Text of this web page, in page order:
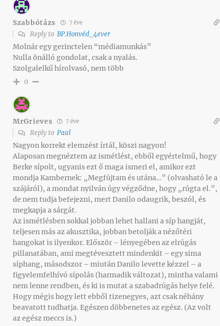
Szabbótázs 7 éve
Reply to BP.Honvéd_4ever
Molnár egy gerinctelen “médiamunkás”
Nulla önálló gondolat, csak a nyalás.
Szolgalelkű hírolvasó, nem több
0
MrGrieves 7 éve
Reply to Paal
Nagyon korrekt elemzést írtál, köszi nagyon!
Alaposan megnéztem az ismétlést, ebből egyértelmű, hogy
Berke sípolt, ugyanis ezt ő maga ismeri el, amikor ezt
mondja Kambernek: „Megfújtam és utána…” (olvasható le a
szájáról), a mondat nyilván úgy végződne, hogy „rúgta el.”,
de nem tudja befejezni, mert Danilo odaugrik, beszól, és
megkapja a sárgát.
Az ismétlésben sokkal jobban lehet hallani a síp hangját,
teljesen más az akusztika, jobban betolják a nézőtéri
hangokat is ilyenkor. Először – lényegében az elrúgás
pillanatában, ami megtévesztett mindenkit – egy sima
síphang, másodszor – miután Danilo levette kézzel – a
figyelemfelhívó sípolás (harmadik változat), mintha valami
nem lenne rendben, és ki is mutat a szabadrúgás helye felé.
Hogy mégis hogy lett ebből tizenegyes, azt csak néhány
beavatott tudhatja. Egészen döbbenetes az egész. (Az volt
az egész meccs is.)